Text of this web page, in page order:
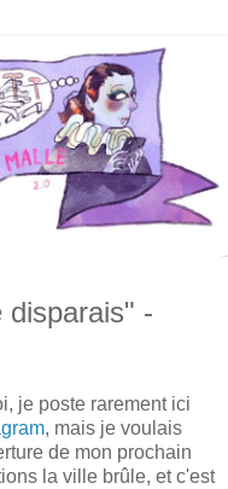
disparais" -
je poste rarement ici
, mais je voulais
de mon prochain
la ville brûle, et c'est